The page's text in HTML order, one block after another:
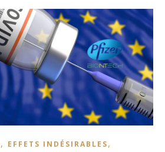
, EFFETS INDÉSIRABLES,